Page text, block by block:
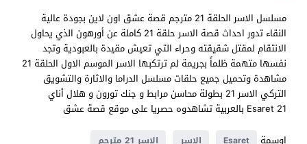
مسلسل الاسر الحلقة 21 مترجم قصة عشق اون لاين بجودة عالية
النقاء تدور احداث قصة الاسر حلقة 21 كاملة عن أورهون الذي يحاول
الانتقام لمقتل شقيقته وحراء التي تعيش مقيدة بالعبودية وتجد
نفسها متهمة ظلماً بجريمة لم ترتكبها الاسر الموسم الاول الحلقة 21
مشاهدة وتحميل جميع حلقات مسلسل الدراما والاثارة والتشويق
التركي الاسر 21 بطولة محاسن مرابط و جنك تورون و هلال أناي
Esaret 21 بالعربية تشاهدوه حصريا على موقع قصة عشق
اوسمة
Esaret الاسر
الاسر 21 مترجم